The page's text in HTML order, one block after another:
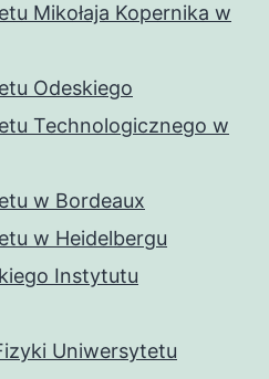
Mikołaja Kopernika w
Odeskiego
Technologicznego w
w Bordeaux
w Heidelbergu
Instytutu
Uniwersytetu